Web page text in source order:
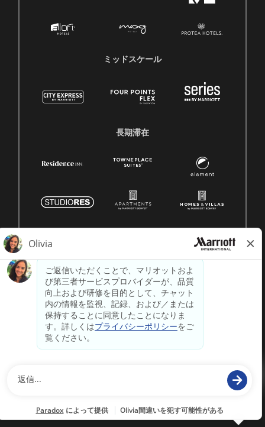
ミッドスケール
長期滞在
著作権はすべて留保されます。マリオットの独自情報
paradox.ai